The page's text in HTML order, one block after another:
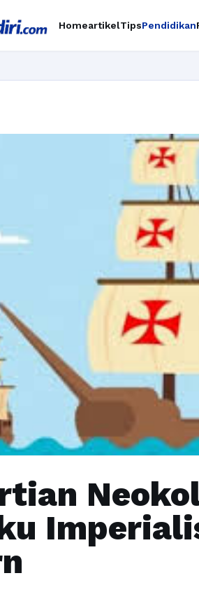
HomeartikelTipsPendidikan